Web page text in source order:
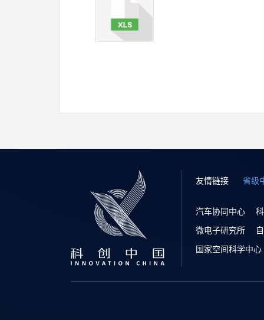
友情链接 省级
汽车协同中心
微电子研究所
国家空间科学中心